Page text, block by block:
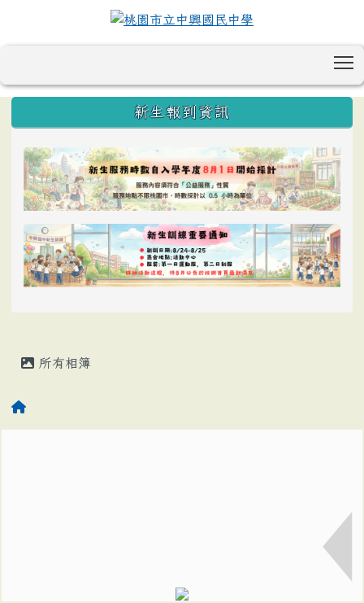
:::
新生報到資訊
所有相簿